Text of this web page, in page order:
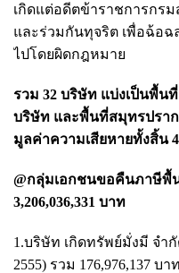
เกิดแต่อดีตข้าราชการกร
และร่วมกันทุจริต เพื่อฉ้อฉ
ไปโดยผิดกฎหมาย
รวม 32 บริษัท แบ่งเป็นพื้น
บริษัท และพื้นที่สมุทรปราก
มูลค่าความเสียหายทั้งสิ้น
@กลุ่มเอกชนขอคืนภาษีพื้
3,206,036,331 บาท
1.บริษัท เกิดทรัพย์มั่งมี จำ
2555) รวม 176,976,137 บาท